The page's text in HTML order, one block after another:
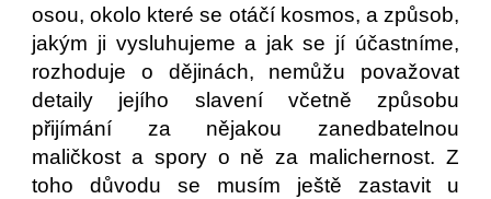
osou, okolo které se otáčí kosmos, a způsob,
jakým ji vysluhujeme a jak se jí účastníme,
rozhoduje o dějinách, nemůžu považovat
detaily jejího slavení včetně způsobu
přijímání za nějakou zanedbatelnou
maličkost a spory o ně za malichernost. Z
toho důvodu se musím ještě zastavit u